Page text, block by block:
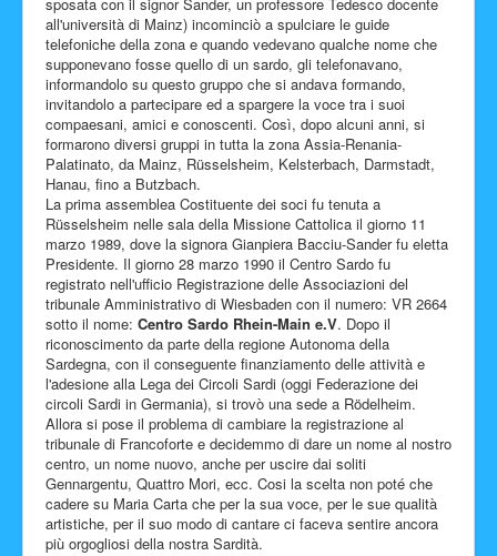
sposata con il signor Sander, un professore Tedesco docente
all'università di Mainz) incominciò a spulciare le guide
telefoniche della zona e quando vedevano qualche nome che
supponevano fosse quello di un sardo, gli telefonavano,
informandolo su questo gruppo che si andava formando,
invitandolo a partecipare ed a spargere la voce tra i suoi
compaesani, amici e conoscenti. Così, dopo alcuni anni, si
formarono diversi gruppi in tutta la zona Assia-Renania-
Palatinato, da Mainz, Rüsselsheim, Kelsterbach, Darmstadt,
Hanau, fino a Butzbach.
La prima assemblea Costituente dei soci fu tenuta a
Rüsselsheim nelle sala della Missione Cattolica il giorno 11
marzo 1989, dove la signora Gianpiera Bacciu-Sander fu eletta
Presidente. Il giorno 28 marzo 1990 il Centro Sardo fu
registrato nell'ufficio Registrazione delle Associazioni del
tribunale Amministrativo di Wiesbaden con il numero: VR 2664
sotto il nome: Centro Sardo Rhein-Main e.V. Dopo il
riconoscimento da parte della regione Autonoma della
Sardegna, con il conseguente finanziamento delle attività e
l'adesione alla Lega dei Circoli Sardi (oggi Federazione dei
circoli Sardi in Germania), si trovò una sede a Rödelheim.
Allora si pose il problema di cambiare la registrazione al
tribunale di Francoforte e decidemmo di dare un nome al nostro
centro, un nome nuovo, anche per uscire dai soliti
Gennargentu, Quattro Mori, ecc. Cosi la scelta non poté che
cadere su Maria Carta che per la sua voce, per le sue qualità
artistiche, per il suo modo di cantare ci faceva sentire ancora
più orgogliosi della nostra Sardità.